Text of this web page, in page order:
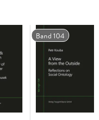
of Ethics and Moral
Band 104